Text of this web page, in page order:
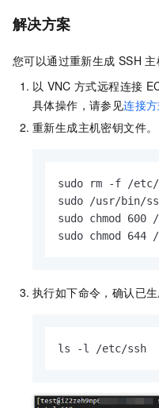
解决方案
您可以通过重新生成 SSH 主
以 VNC 方式远程连接
具体操作，请参见连接
重新生成主机密钥文件。
sudo rm -f /etc/
sudo /usr/bin/
sudo chmod
sudo chmod
执行如下命令，确认已生
ls -l /etc/ssh